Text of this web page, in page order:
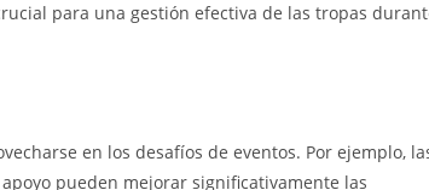
para una gestión efectiva de las tropas
en los desafíos de eventos. Por ejemplo,
pueden mejorar significativamente las